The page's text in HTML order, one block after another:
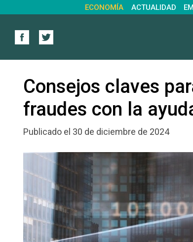
ECONOMÍA ACTUALIDAD
Consejos claves
fraudes con la
Publicado el 30 de diciembre de 2024